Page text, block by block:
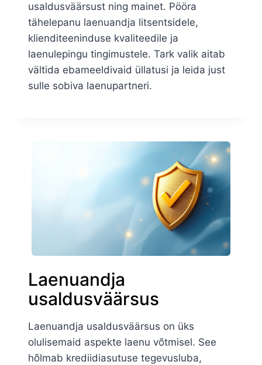
usaldusväärsust ning mainet. Pööra
tähelepanu laenuandja litsentsidele,
klienditeeninduse kvaliteedile ja
laenulepingu tingimustele. Tark valik aitab
vältida ebameeldivaid üllatusi ja leida just
sulle sobiva laenupartneri.
Laenuandja
usaldusväärsus
Laenuandja usaldusväärsus on üks
olulisemaid aspekte laenu võtmisel. See
hõlmab krediidiasutuse tegevusluba,